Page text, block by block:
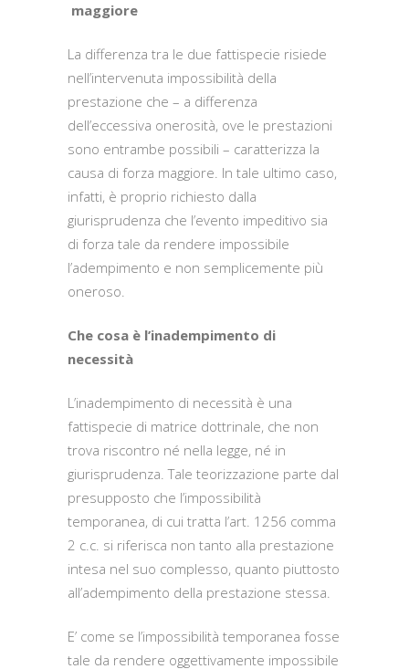
maggiore
La differenza tra le due fattispecie risiede
nell’intervenuta impossibilità della
prestazione che – a differenza
dell’eccessiva onerosità, ove le prestazioni
sono entrambe possibili – caratterizza la
causa di forza maggiore. In tale ultimo caso,
infatti, è proprio richiesto dalla
giurisprudenza che l’evento impeditivo sia
di forza tale da rendere impossibile
l’adempimento e non semplicemente più
oneroso.
Che cosa è l’inadempimento di
necessità
L’inadempimento di necessità è una
fattispecie di matrice dottrinale, che non
trova riscontro né nella legge, né in
giurisprudenza. Tale teorizzazione parte dal
presupposto che l’impossibilità
temporanea, di cui tratta l’art. 1256 comma
2 c.c. si riferisca non tanto alla prestazione
intesa nel suo complesso, quanto piuttosto
all’adempimento della prestazione stessa.
E’ come se l’impossibilità temporanea fosse
tale da rendere oggettivamente impossibile